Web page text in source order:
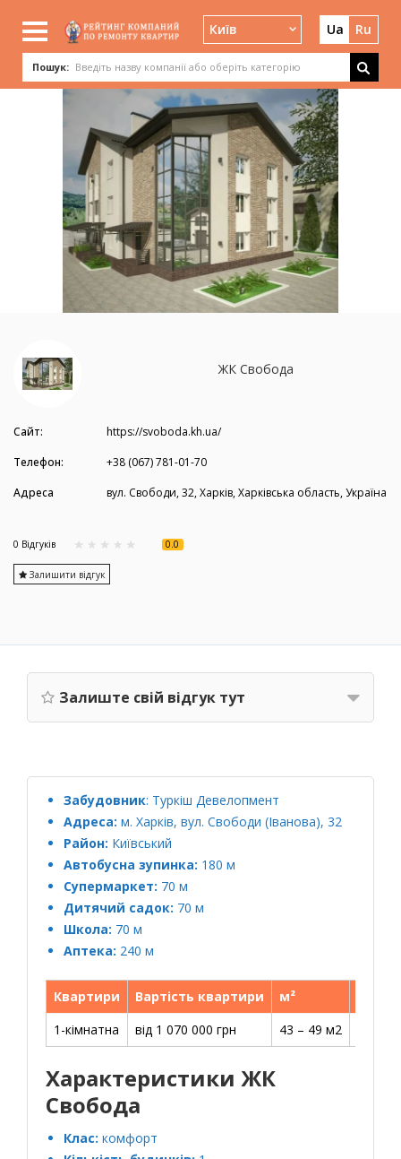
Київ Ua Ru
Пошук:
ЖК Свобода
Сайт:
https://svoboda.kh.ua/
Телефон:
+38 (067) 781-01-70
Адреса
вул. Свободи, 32, Харків, Харківська область, Україна
0 Вiдгукiв 0.0
Залишити відгук
Залиште свій відгук тут
Забудовник: Туркіш Девелопмент
Адреса: м. Харків, вул. Свободи (Іванова), 32
Район: Київський
Автобусна зупинка: 180 м
Супермаркет: 70 м
Дитячий садок: 70 м
Школа: 70 м
Аптека: 240 м
Квартири Вартість квартири м²
1-кімнатна
від 1 070 000 грн 43 – 49 м2
Характеристики ЖК
Свобода
Клас: комфорт